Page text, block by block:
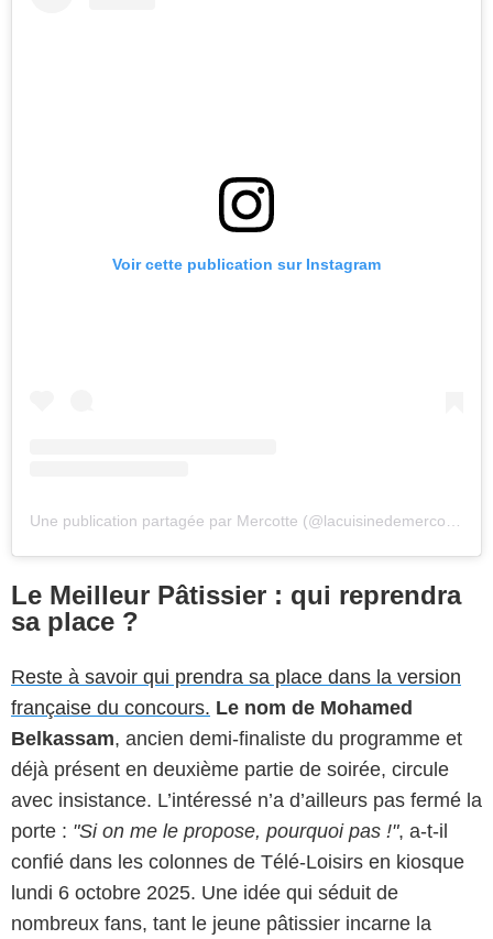
Voir cette publication sur Instagram
Une publication partagée par Mercotte (@lacuisinedemercotte)
Le Meilleur Pâtissier : qui reprendra
sa place ?
Reste à savoir qui prendra sa place dans la version
française du concours. Le nom de Mohamed
Belkassam, ancien demi-finaliste du programme et
déjà présent en deuxième partie de soirée, circule
avec insistance. L’intéressé n’a d’ailleurs pas fermé la
porte : "Si on me le propose, pourquoi pas !", a-t-il
confié dans les colonnes de Télé-Loisirs en kiosque
lundi 6 octobre 2025. Une idée qui séduit de
nombreux fans, tant le jeune pâtissier incarne la